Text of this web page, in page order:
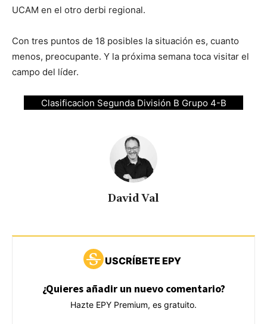
UCAM en el otro derbi regional.
Con tres puntos de 18 posibles la situación es, cuanto
menos, preocupante. Y la próxima semana toca visitar el
campo del líder.
Clasificacion Segunda División B Grupo 4-B
David Val
USCRÍBETE EPY
¿Quieres añadir un nuevo comentario?
Hazte EPY Premium, es gratuito.